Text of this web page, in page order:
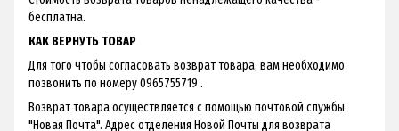
бесплатна.
КАК ВЕРНУТЬ ТОВАР
Для того чтобы согласовать возврат товара, вам необходимо
позвонить по номеру 0965755719 .
Возврат товара осуществляется с помощью почтовой службы
"Новая Почта". Адрес отделения Новой Почты для возврата